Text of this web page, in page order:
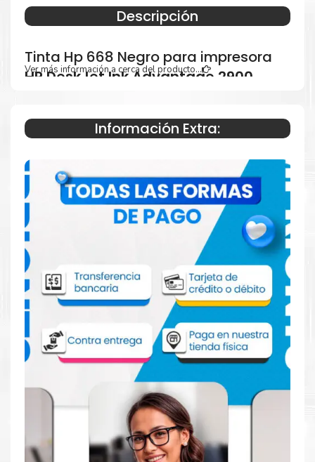
Descripción
Tinta Hp 668 Negro para impresora
HP DeskJet Ink Advantage 2900,
6578.
Especificaciones Técnicas
Para impresoras:
HP DeskJet Ink
Advantage 2900, 2974, 2975, 4300, 4375,
6500, 6575 y 6578
Rendimiento:
Rendimiento de 160 páginas aprox.
Ver más información a cerca del producto...
Información Extra: